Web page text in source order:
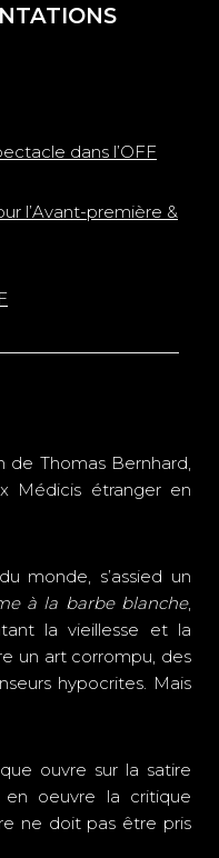
dans l’OFF
l’Avant-première &
de Thomas Bernhard,
Médicis étranger en
monde, s’assied un
à la barbe blanche,
la vieillesse et la
un art corrompu, des
hypocrites. Mais
ouvre sur la satire
oeuvre la critique
ne doit pas être pris